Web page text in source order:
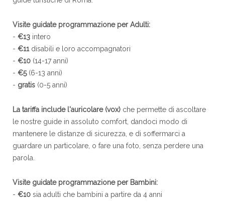
Visite guidate programmazione per Adulti:
- €13 intero
- €11disabili e loro accompagnatori
- €10 (14-17 anni)
- €5(6-13 anni)
- gratis (0-5 anni)
La tariffa include l'auricolare (vox) che permette di ascoltare
le nostre guide in assoluto comfort, dandoci modo di
mantenere le distanze di sicurezza, e di soffermarci a
guardare un particolare, o fare una foto, senza perdere una
parola.
Visite guidate programmazione per Bambini:
- €10 sia adulti che bambini a partire da 4 anni